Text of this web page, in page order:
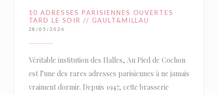
10 ADRESSES PARISIENNES OUVERTES
TARD LE SOIR // GAULT&MILLAU
28/05/2026
Véritable institution des Halles, Au Pied de Cochon
est l’une des rares adresses parisiennes à ne jamais
vraiment dormir. Depuis 1947, cette brasserie